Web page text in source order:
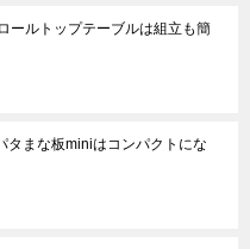
ールトップテーブルは組立も簡
タまな板miniはコンパクトにな